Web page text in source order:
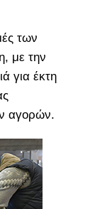
των
με την
για έκτη
αγορών.